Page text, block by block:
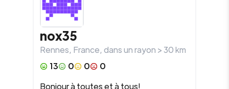
nox35
Rennes, France, dans un rayon >30km
13
0 0
0
Bonjour à toutes et à tous!